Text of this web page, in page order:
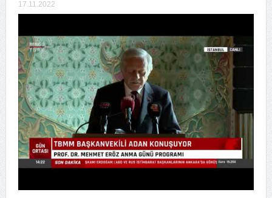
17.11.2022